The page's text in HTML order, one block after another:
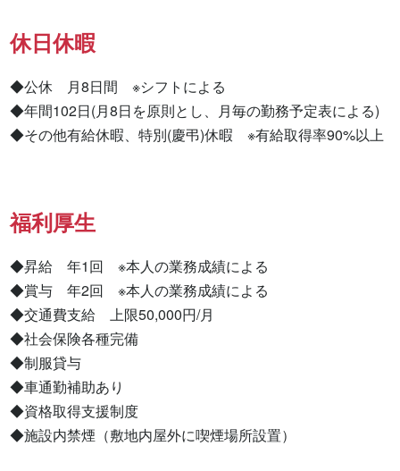
休日休暇
◆公休　月8日間　※シフトによる
◆年間102日(月8日を原則とし、月毎の勤務予定表による)
◆その他有給休暇、特別(慶弔)休暇　※有給取得率90%以上
福利厚生
◆昇給　年1回　※本人の業務成績による
◆賞与　年2回　※本人の業務成績による
◆交通費支給　上限50,000円/月
◆社会保険各種完備
◆制服貸与
◆車通勤補助あり
◆資格取得支援制度
◆施設内禁煙（敷地内屋外に喫煙場所設置）